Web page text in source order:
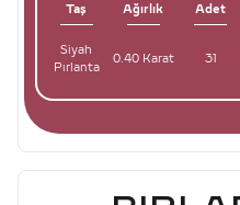
Taş Ağırlık Adet
Siyah
Pırlanta
0.40 Karat 31